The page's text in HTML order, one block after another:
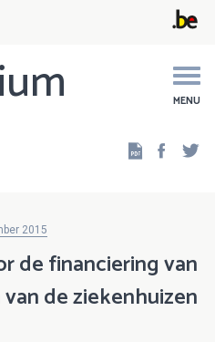
MENU
2015
de financiering van
de ziekenhuizen